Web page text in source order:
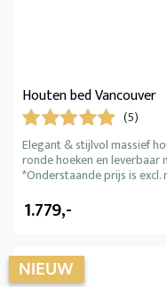
Houten bed Vancouver
(5)
Elegant & stijlvol massief
ronde hoeken en
*Onderstaande prijs is
1.779,-